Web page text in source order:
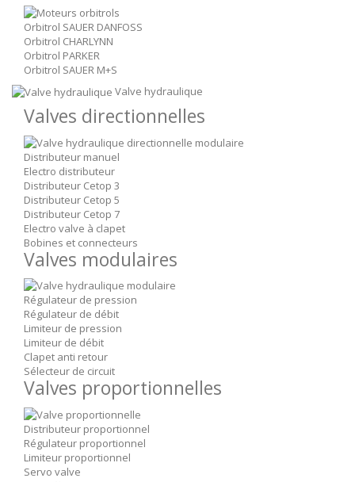
Orbitrol SAUER DANFOSS
Orbitrol CHARLYNN
Orbitrol PARKER
Orbitrol SAUER M+S
Valve hydraulique
Valves directionnelles
Distributeur manuel
Electro distributeur
Distributeur Cetop 3
Distributeur Cetop 5
Distributeur Cetop 7
Electro valve à clapet
Bobines et connecteurs
Valves modulaires
Régulateur de pression
Régulateur de débit
Limiteur de pression
Limiteur de débit
Clapet anti retour
Sélecteur de circuit
Valves proportionnelles
Distributeur proportionnel
Régulateur proportionnel
Limiteur proportionnel
Servo valve